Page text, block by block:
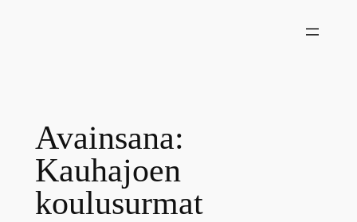
Avainsana:
Kauhajoen
koulusurmat